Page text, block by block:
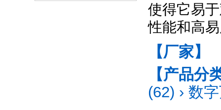
使得它易
性能和高
【厂家】
【产品分
(62) › 数